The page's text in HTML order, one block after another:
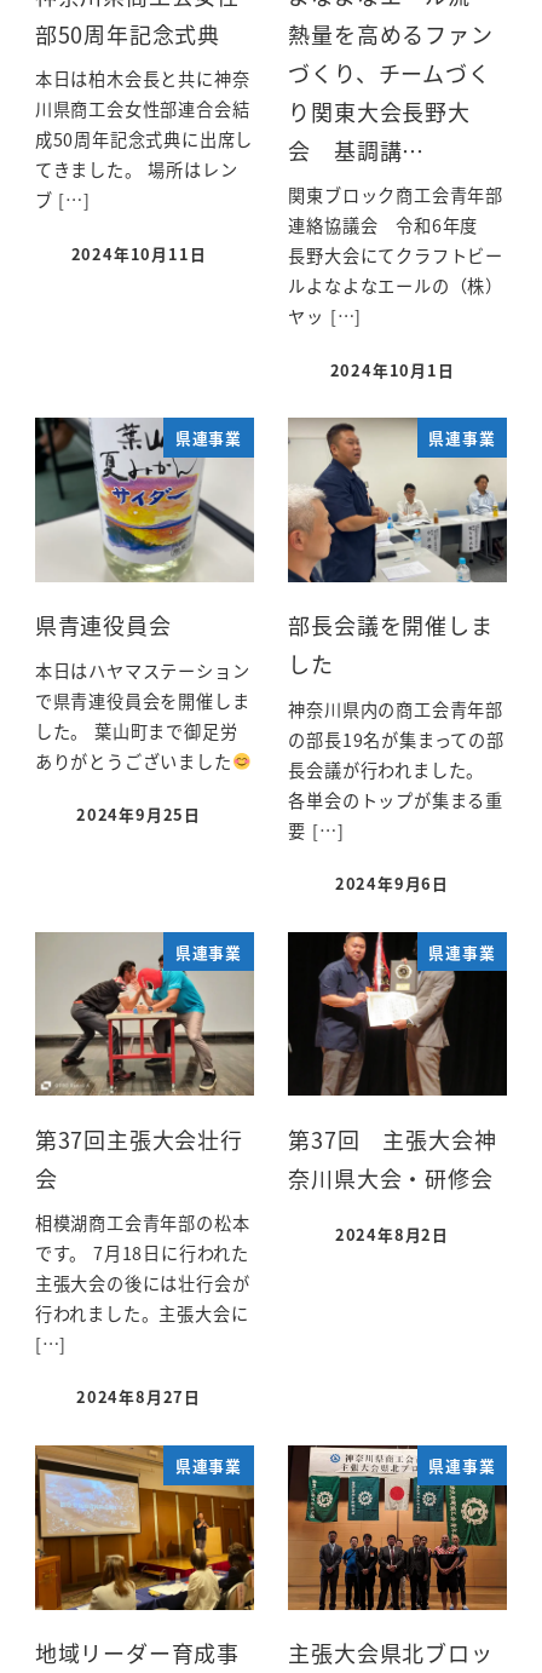
部50周年記念式典
本日は柏木会長と共に神奈
川県商工会女性部連合会結
成50周年記念式典に出席し
てきました。 場所はレン
ブ […]
2024年10月11日
熱量を高めるファン
づくり、チームづく
り関東大会長野大
会 基調講…
関東ブロック商工会青年部
連絡協議会 令和6年度
長野大会にてクラフトビー
ルよなよなエールの（株）
ヤッ […]
2024年10月1日
県連事業
県青連役員会
本日はハヤマステーション
で県青連役員会を開催しま
した。 葉山町まで御足労
ありがとうございました
2024年9月25日
県連事業
部長会議を開催しま
した
神奈川県内の商工会青年部
の部長19名が集まっての部
長会議が行われました。
各単会のトップが集まる重
要 […]
2024年9月6日
県連事業
第37回主張大会壮行
会
相模湖商工会青年部の松本
です。 7月18日に行われた
主張大会の後には壮行会が
行われました。主張大会に
[…]
2024年8月27日
県連事業
第37回 主張大会神
奈川県大会・研修会
2024年8月2日
県連事業
地域リーダー育成事
県連事業
主張大会県北ブロッ